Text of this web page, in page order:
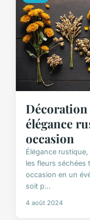
Décoration
élégance
occasion
Élégance
les fleurs séchées
occasion en un
soit p...
4 août 2024